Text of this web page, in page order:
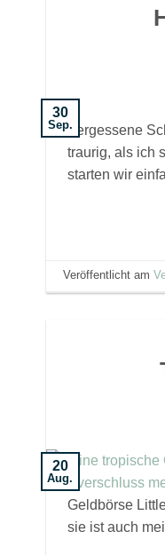
30
Sep.Vergessene
traurig, als ich
starten wir
Veröffentlicht am
20
Aug.
Geldbörse
sie ist auch